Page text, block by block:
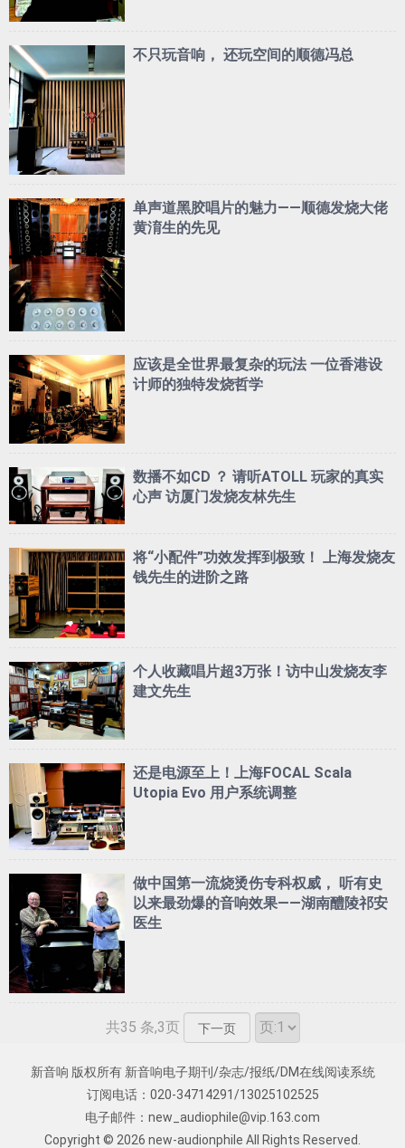
不只玩音响， 还玩空间的顺德冯总
单声道黑胶唱片的魅力——顺德发烧大佬
黄淯生的先见
应该是全世界最复杂的玩法 一位香港设
计师的独特发烧哲学
数播不如CD ？ 请听ATOLL 玩家的真实
心声 访厦门发烧友林先生
将“小配件”功效发挥到极致！ 上海发烧友
钱先生的进阶之路
个人收藏唱片超3万张！访中山发烧友李
建文先生
还是电源至上！上海FOCAL Scala
Utopia Evo 用户系统调整
做中国第一流烧烫伤专科权威， 听有史
以来最劲爆的音响效果——湖南醴陵祁安
医生
共35 条,3页 下一页
新音响 版权所有 新音响电子期刊/杂志/报纸/DM在线阅读系统
订阅电话：020-34714291/13025102525
电子邮件： new_audiophile@vip.163.com
Copyright © 2026 new-audionphile All Rights Reserved.